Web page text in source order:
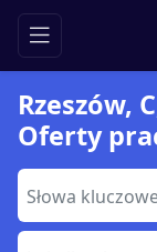
Rzeszów,
Oferty